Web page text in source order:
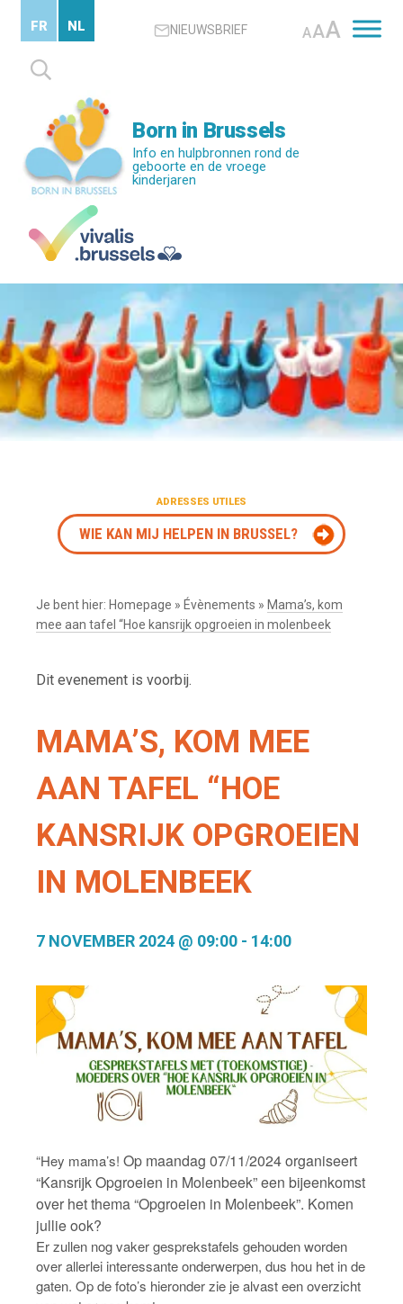
content
NIEUWSBRIEF AAA
Zoeken
naar:
FR NL
Born in Brussels
Info en hulpbronnen rond de
geboorte en de vroege
kinderjaren
ADRESSES UTILES
WIE KAN MIJ HELPEN IN BRUSSEL?
Je bent hier: Homepage » Évènements » Mama’s, kom
mee aan tafel “Hoe kansrijk opgroeien in molenbeek
Dit evenement is voorbij.
MAMA’S, KOM MEE
AAN TAFEL “HOE
KANSRIJK OPGROEIEN
IN MOLENBEEK
7 NOVEMBER 2024 @ 09:00 - 14:00
“Hey mama’s!Op maandag 07/11/2024 organiseert
“Kansrijk Opgroeien in Molenbeek” een bijeenkomst
over het thema “Opgroeien in Molenbeek”. Komen
jullie ook?
Er zullen nog vaker gesprekstafels gehouden worden
over allerlei interessante onderwerpen, dus hou het in de
gaten. Op de foto’s hieronder zie je alvast een overzicht